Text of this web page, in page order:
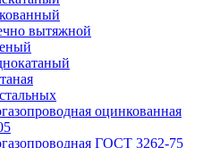
вытяжной
оцинкованная
ГОСТ 3262-75